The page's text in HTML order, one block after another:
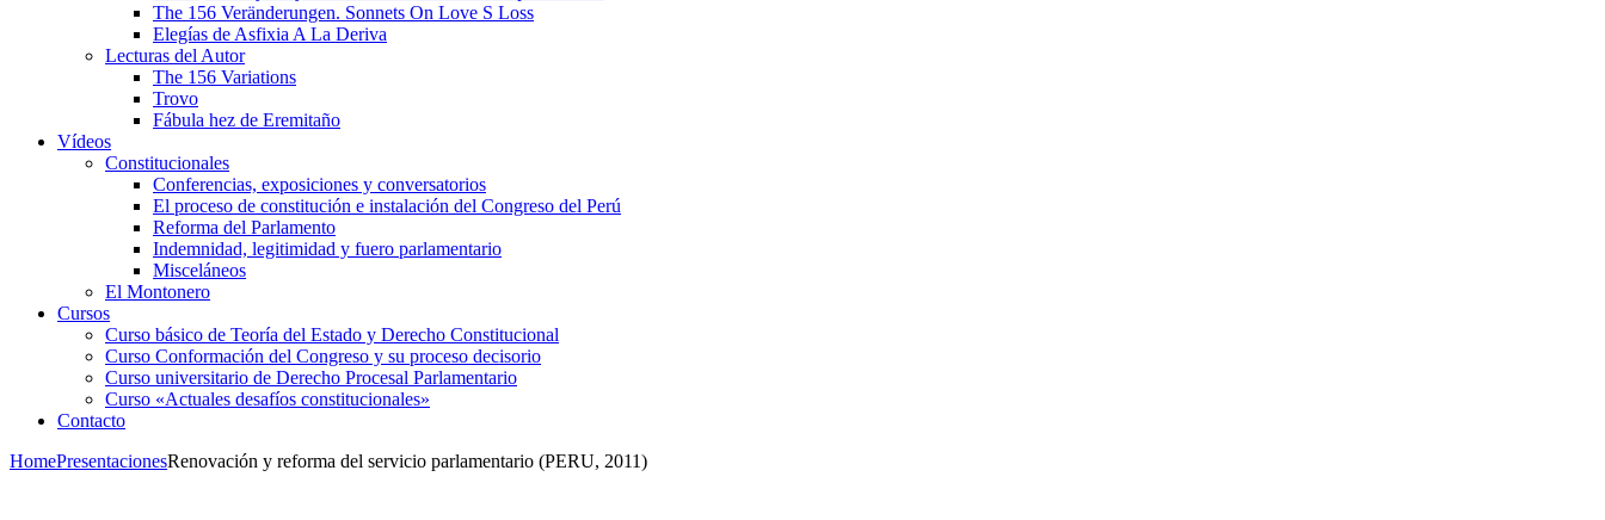
The 156 Veränderungen. Sonnets On Love S Loss
Elegías de Asfixia A La Deriva
Lecturas del Autor
The 156 Variations
Trovo
Fábula hez de Eremitaño
Vídeos
Constitucionales
Conferencias, exposiciones y conversatorios
El proceso de constitución e instalación del Congreso del Perú
Reforma del Parlamento
Indemnidad, legitimidad y fuero parlamentario
Misceláneos
El Montonero
Cursos
Curso básico de Teoría del Estado y Derecho Constitucional
Curso Conformación del Congreso y su proceso decisorio
Curso universitario de Derecho Procesal Parlamentario
Curso «Actuales desafíos constitucionales»
Contacto
HomePresentacionesRenovación y reforma del servicio parlamentario (PERU, 2011)